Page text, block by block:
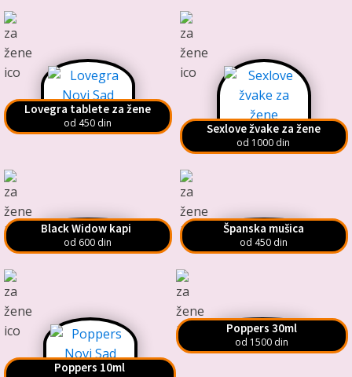
Lovegra tablete za žene
od 450 din Sexlove žvake za žene
od 1000 din
Black Widow kapi
od 600 din
Španska mušica
od 450 din
Poppers 10ml
Poppers 30ml
od 1500 din